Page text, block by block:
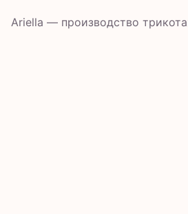
Ariella — производство